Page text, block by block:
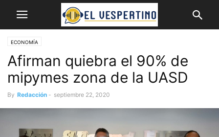
ECONOMÍA
Afirman quiebra el 90% de
mipymes zona de la UASD
By Redacción - septiembre 22, 2020